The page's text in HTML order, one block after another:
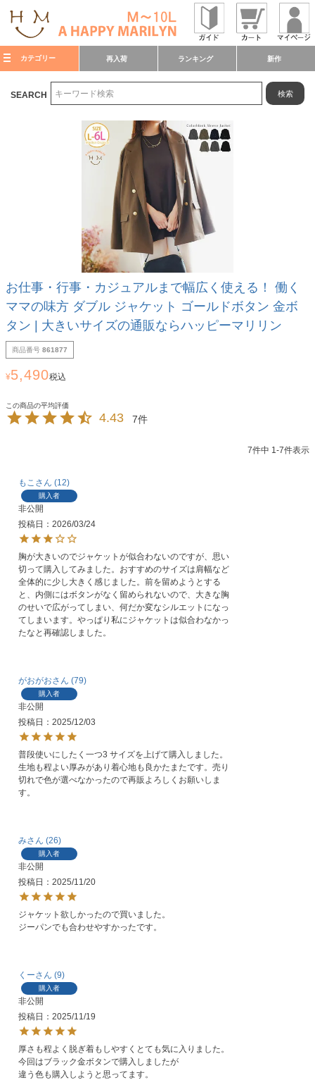
カテゴリー 再入荷 ランキング 新作
SEARCH 検索
お仕事・行事・カジュアルまで幅広く使える！ 働く
ママの味方 ダブル ジャケット ゴールドボタン 金ボ
タン | 大きいサイズの通販ならハッピーマリリン
商品番号 861877
¥5,490税込
4.43 7
7件中 1-7件表示
もこ 12
購入者
非公開
投稿日
2026/03/24
胸が大きいのでジャケットが似合わないのですが、思い
切って購入してみました。おすすめのサイズは肩幅など
全体的に少し大きく感じました。前を留めようとする
と、内側にはボタンがなく留められないので、大きな胸
のせいで広がってしまい、何だか変なシルエットになっ
てしまいます。やっぱり私にジャケットは似合わなかっ
たなと再確認しました。
がおがお 79
購入者
非公開
投稿日
2025/12/03
普段使いにしたく一つ3 サイズを上げて購入しました。
生地も程よい厚みがあり着心地も良かたまたです。売り
切れで色が選べなかったので再販よろしくお願いしま
す。
み 26
購入者
非公開
投稿日
2025/11/20
ジャケット欲しかったので買いました。
ジーパンでも合わせやすかったです。
くー 9
購入者
非公開
投稿日
2025/11/19
厚さも程よく脱ぎ着もしやすくとても気に入りました。
今回はブラック金ボタンで購入しましたが
違う色も購入しようと思ってます。